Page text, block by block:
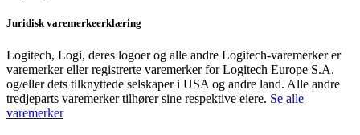
Juridisk varemerkeerklæring
Logitech, Logi, deres logoer og alle andre Logitech-varemerker er
varemerker eller registrerte varemerker for Logitech Europe S.A.
og/eller dets tilknyttede selskaper i USA og andre land. Alle andre
tredjeparts varemerker tilhører sine respektive eiere. Se alle
varemerker